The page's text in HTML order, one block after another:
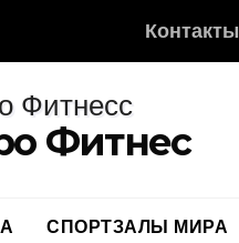
Контакты
Фитнес
СПОРТЗАЛЫ МИРА